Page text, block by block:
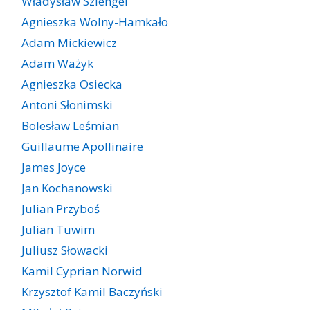
Agnieszka Wolny-Hamkało
Adam Mickiewicz
Adam Ważyk
Agnieszka Osiecka
Antoni Słonimski
Bolesław Leśmian
Guillaume Apollinaire
James Joyce
Jan Kochanowski
Julian Przyboś
Julian Tuwim
Juliusz Słowacki
Kamil Cyprian Norwid
Krzysztof Kamil Baczyński